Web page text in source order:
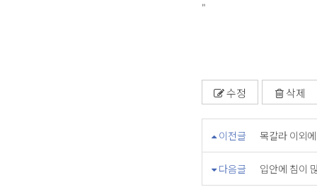
"
수정 삭제
이전글 목칼라 이외
다음글 입안에 침이